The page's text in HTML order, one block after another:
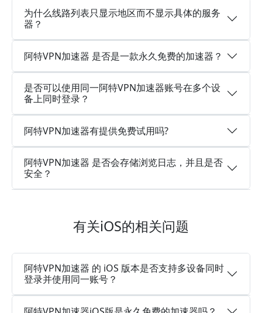
为什么线路列表只显示地区而不显示具体的服务
器？
阿特VPN加速器 是否是一款永久免费的加速器？
是否可以使用同一阿特VPN加速器账号在多个设
备上同时登录？
阿特VPN加速器有提供免费试用吗?
阿特VPN加速器 是否会存储浏览日志，并且是否
安全？
有关iOS的相关问题
阿特VPN加速器 的 iOS 版本是否支持多设备同时
登录并使用同一账号？